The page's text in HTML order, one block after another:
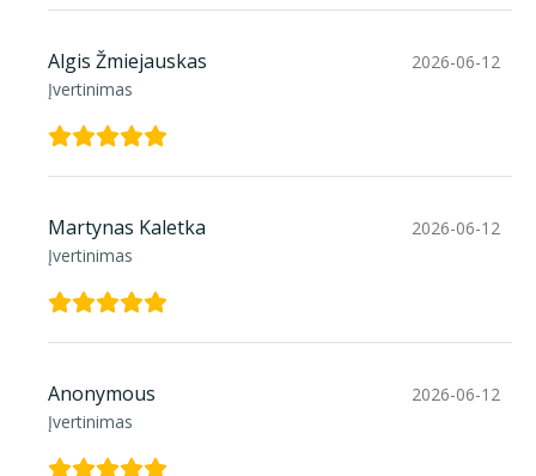
Algis Žmiejauskas
Įvertinimas
2026-06-12
Martynas Kaletka
Įvertinimas
2026-06-12
Anonymous
Įvertinimas
2026-06-12